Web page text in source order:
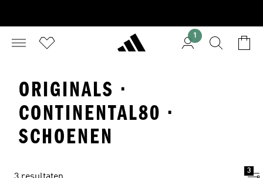
1
ORIGINALS ·
CONTINENTAL80 ·
SCHOENEN
3